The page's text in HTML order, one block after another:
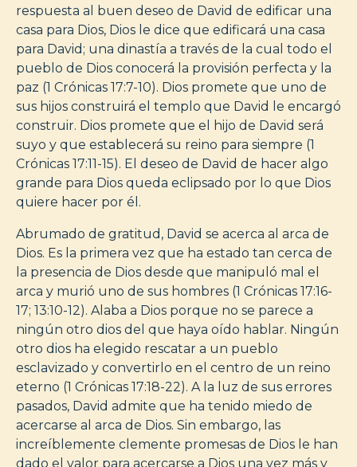
respuesta al buen deseo de David de edificar una
casa para Dios, Dios le dice que edificará una casa
para David; una dinastía a través de la cual todo el
pueblo de Dios conocerá la provisión perfecta y la
paz (1 Crónicas 17:7-10). Dios promete que uno de
sus hijos construirá el templo que David le encargó
construir. Dios promete que el hijo de David será
suyo y que establecerá su reino para siempre (1
Crónicas 17:11-15). El deseo de David de hacer algo
grande para Dios queda eclipsado por lo que Dios
quiere hacer por él.
Abrumado de gratitud, David se acerca al arca de
Dios. Es la primera vez que ha estado tan cerca de
la presencia de Dios desde que manipuló mal el
arca y murió uno de sus hombres (1 Crónicas 17:16-
17; 13:10-12). Alaba a Dios porque no se parece a
ningún otro dios del que haya oído hablar. Ningún
otro dios ha elegido rescatar a un pueblo
esclavizado y convertirlo en el centro de un reino
eterno (1 Crónicas 17:18-22). A la luz de sus errores
pasados, David admite que ha tenido miedo de
acercarse al arca de Dios. Sin embargo, las
increíblemente clemente promesas de Dios le han
dado el valor para acercarse a Dios una vez más y